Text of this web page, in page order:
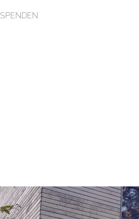
SPENDEN